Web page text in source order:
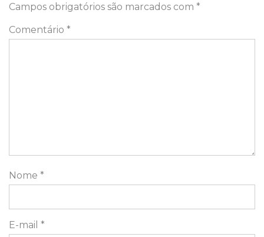
Campos obrigatórios são marcados com *
Comentário *
Nome *
E-mail *